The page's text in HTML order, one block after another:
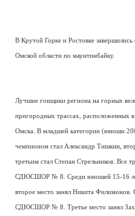
В Крутой Горке и Ростовке
Омской области по маунтинбайку.
Лучшие гонщики региона на горных
пригородных трассах, расположенных в
Омска. В младшей категории (юноши
чемпионом стал Александр Тишкин,
третьим стал Степан Стрельников. Все
СДЮСШОР № 8. Среди юношей 15-16
второе место занял Никита Филимонов.
СДЮСШОР № 8. Третье место занял